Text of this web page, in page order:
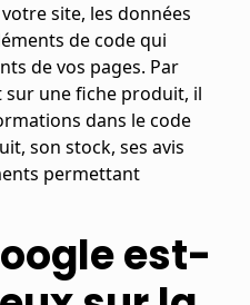
site, les données
de code qui
de vos pages. Par
sur une fiche produit, il
dans le code
son stock, ses avis
permettant
est-